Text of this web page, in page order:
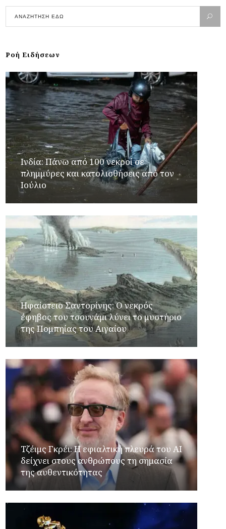
Ροή Ειδήσεων
Ινδία: Πάνω από 100 νεκροί σε
πλημμύρες και κατολισθήσεις από τον
Ιούλιο
Ηφαίστειο Σαντορίνης: Ο νεκρός
έφηβος του τσουνάμι λύνει το μυστήριο
της Πομπηίας του Αιγαίου
Τζέιμς Γκρέι: H εφιαλτική πλευρά του ΑI
δείχνει στους ανθρώπους τη σημασία
της αυθεντικότητας